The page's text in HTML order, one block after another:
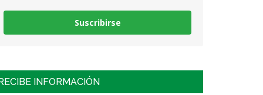
Suscribirse
INFORMACIÓN